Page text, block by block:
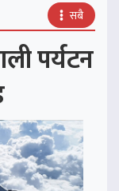
सबै
पर्यटन